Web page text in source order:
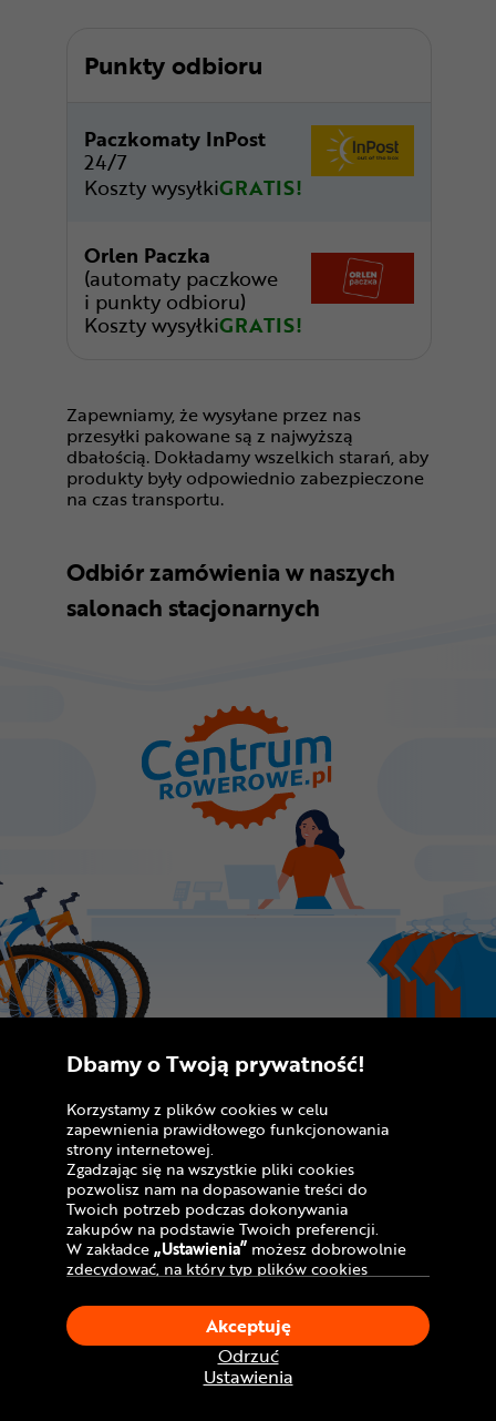
Punkty odbioru
Paczkomaty InPost
24/7
Koszty wysyłkiGRATIS!
Orlen Paczka
(automaty paczkowe
i punkty odbioru)
Koszty wysyłkiGRATIS!
Zapewniamy, że wysyłane przez nas
przesyłki pakowane są z najwyższą
dbałością. Dokładamy wszelkich starań, aby
produkty były odpowiednio zabezpieczone
na czas transportu.
Odbiór zamówienia w naszych
salonach stacjonarnych
Odbiór osobisty w salonach
CentrumRowerowe.pl
Zamówienie internetowe możesz odebrać
w jednym z naszych sklepów stacjonarnych.
Chcesz skorzystać z tej możliwości? Dodaj
opcję dostawy „Odbiór w sklepie”.
Informację o gotowości zamówienia do
odbioru otrzymasz drogą mailową. Rowery
Dbamy o Twoją prywatność!
Korzystamy z plików cookies w celu
zapewnienia prawidłowego funkcjonowania
strony internetowej.
Zgadzając się na wszystkie pliki cookies
pozwolisz nam na dopasowanie treści do
Twoich potrzeb podczas dokonywania
zakupów na podstawie Twoich preferencji.
W zakładce„Ustawienia” możesz dobrowolnie
zdecydować, na który typ plików cookies
Klikając„Akceptuję”, wyrażasz zgodę na
stosowanie ciasteczek zgodnie z ustawieniami
Twojej przeglądarki.
W dowolnym momencie, możesz dokonać
zmiany swojego wyboru klikając opcję
Ustawienia
Odrzuć
Akceptuję